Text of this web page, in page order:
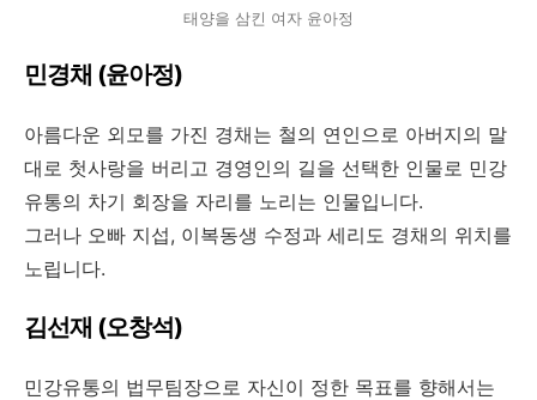
태양을 삼킨 여자 윤아정
민경채 (윤아정)
아름다운 외모를 가진 경채는 철의 연인으로 아버지의 말
대로 첫사랑을 버리고 경영인의 길을 선택한 인물로 민강
유통의 차기 회장을 자리를 노리는 인물입니다.
그러나 오빠 지섭, 이복동생 수정과 세리도 경채의 위치를
노립니다.
김선재 (오창석)
민강유통의 법무팀장으로 자신이 정한 목표를 향해서는